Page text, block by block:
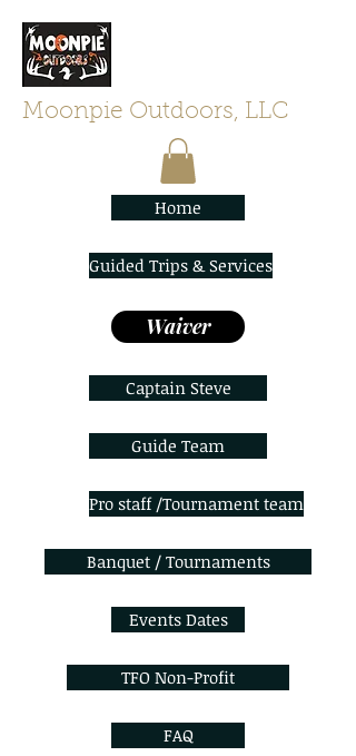
Moonpie Outdoors, LLC
Home
Guided Trips & Services
Waiver
Captain Steve
Guide Team
Pro staff /Tournament team
Banquet / Tournaments
Events Dates
TFO Non-Profit
FAQ